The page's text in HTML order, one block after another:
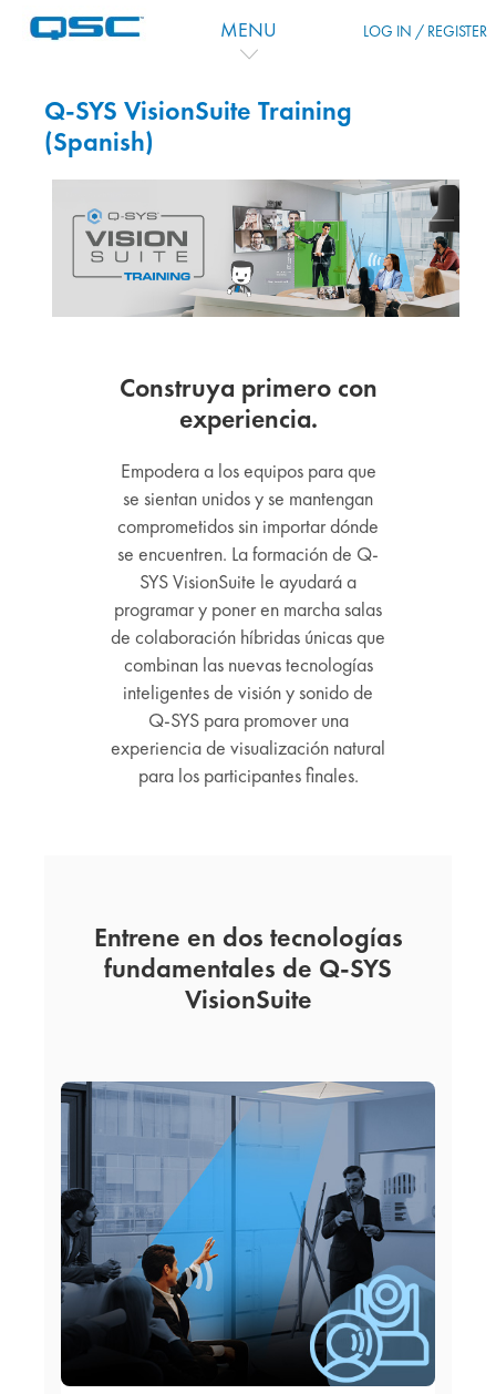
MENU LOG IN / REGISTER
Q-SYS VisionSuite Training
(Spanish)
Construya primero con
experiencia.
Empodera a los equipos para que
se sientan unidos y se mantengan
comprometidos sin importar dónde
se encuentren. La formación de Q-
SYS VisionSuite le ayudará a
programar y poner en marcha salas
de colaboración híbridas únicas que
combinan las nuevas tecnologías
inteligentes de visión y sonido de
Q-SYS para promover una
experiencia de visualización natural
para los participantes finales.
Entrene en dos tecnologías
fundamentales de Q-SYS
VisionSuite